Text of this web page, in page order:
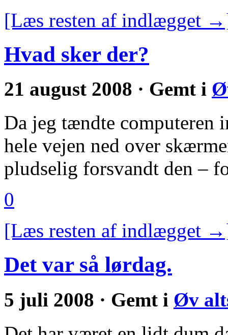
[Læs resten af indlægget
Hvad sker der?
21 august 2008 · Gemt i
Da jeg tændte computeren
hele vejen ned over
pludselig forsvandt den –
0
[Læs resten af indlægget
Det var så lørdag.
5 juli 2008 · Gemt i Øv